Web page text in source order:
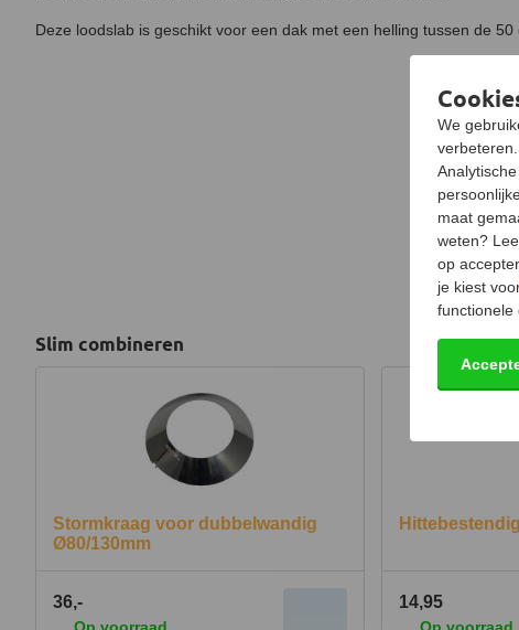
Deze loodslab is geschikt voor een dak met een helling tussen de 50
Slim combineren
Stormkraag voor dubbelwandig
Ø80/130mm
36,-
Op voorraad
14,95
Op voorraad
We
maat
weten?
op
je kiest
functionele